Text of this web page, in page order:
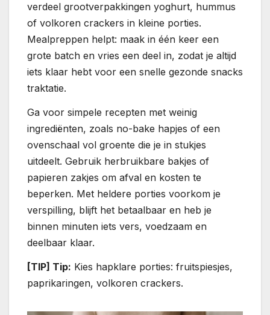
verdeel grootverpakkingen yoghurt, hummus
of volkoren crackers in kleine porties.
Mealpreppen helpt: maak in één keer een
grote batch en vries een deel in, zodat je altijd
iets klaar hebt voor een snelle gezonde snacks
traktatie.
Ga voor simpele recepten met weinig
ingrediënten, zoals no-bake hapjes of een
ovenschaal vol groente die je in stukjes
uitdeelt. Gebruik herbruikbare bakjes of
papieren zakjes om afval en kosten te
beperken. Met heldere porties voorkom je
verspilling, blijft het betaalbaar en heb je
binnen minuten iets vers, voedzaam en
deelbaar klaar.
[TIP] Tip: Kies hapklare porties: fruitspiesjes,
paprikaringen, volkoren crackers.